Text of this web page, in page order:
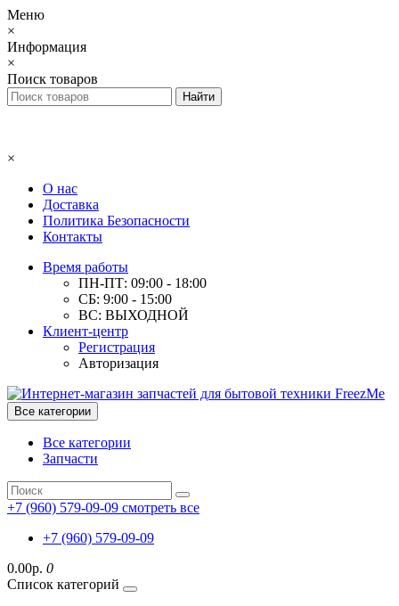
Меню
×
Информация
×
Поиск товаров
×
О нас
Доставка
Политика Безопасности
Контакты
Время работы
ПН-ПТ: 09:00 - 18:00
СБ: 9:00 - 15:00
ВС: ВЫХОДНОЙ
Клиент-центр
Регистрация
Авторизация
Все категории
Все категории
Запчасти
+7 (960) 579-09-09 смотреть все
+7 (960) 579-09-09
0.00р. 0
Список категорий